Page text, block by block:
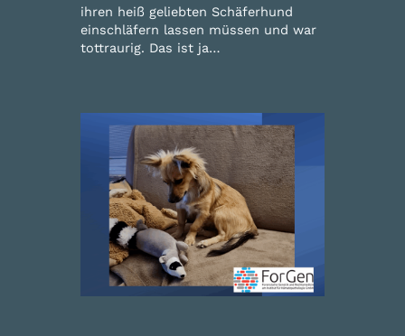
ihren heiß geliebten Schäferhund
einschläfern lassen müssen und war
tottraurig. Das ist ja…